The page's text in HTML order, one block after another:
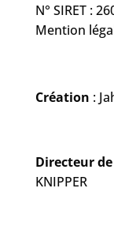
N° SIRET :
Mention
Création :
Directeur
KNIPPER